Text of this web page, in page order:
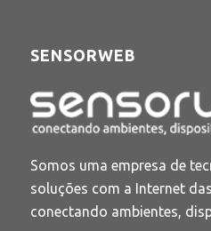
SENSORWEB
Somos uma empresa de
soluções com a Internet
conectando ambientes,